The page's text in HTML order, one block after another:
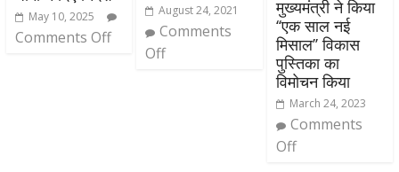
May 10, 2025
Comments Off
August 24, 2021
Comments
Off
मुख्यमंत्री ने किया
‘‘एक साल नई
मिसाल’’ विकास
पुस्तिका का
विमोचन किया
March 24, 2023
Comments
Off